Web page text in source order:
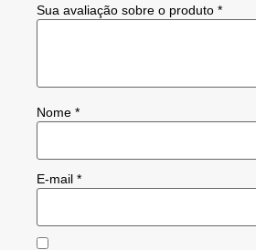
Sua avaliação sobre o produto *
Nome *
E-mail *